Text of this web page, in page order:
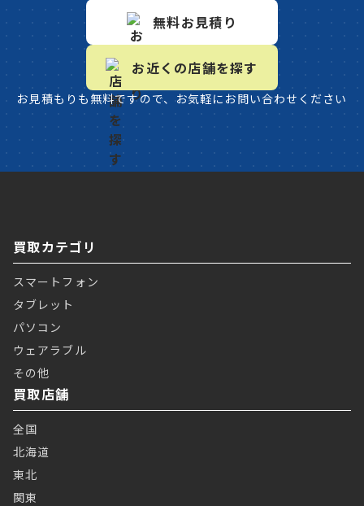
無料お見積り
お近くの店舗を探す
お見積もりも無料ですので、お気軽にお問い合わせください
買取カテゴリ
スマートフォン
タブレット
パソコン
ウェアラブル
その他
買取店舗
全国
北海道
東北
関東